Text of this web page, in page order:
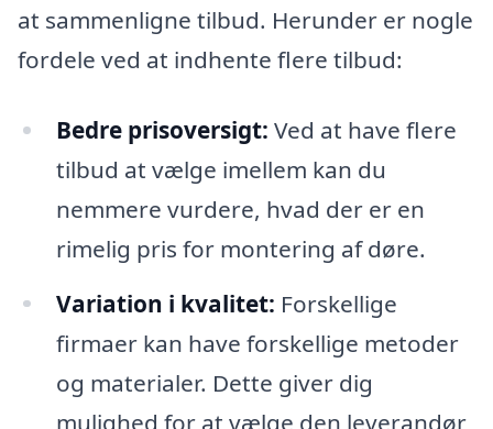
at sammenligne tilbud. Herunder er nogle
fordele ved at indhente flere tilbud:
Bedre prisoversigt: Ved at have flere
tilbud at vælge imellem kan du
nemmere vurdere, hvad der er en
rimelig pris for montering af døre.
Variation i kvalitet: Forskellige
firmaer kan have forskellige metoder
og materialer. Dette giver dig
mulighed for at vælge den leverandør,